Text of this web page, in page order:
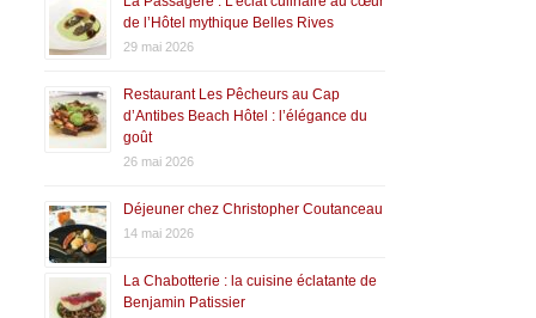
de l’Hôtel mythique Belles Rives
29 mai 2026
Restaurant Les Pêcheurs au Cap
d’Antibes Beach Hôtel : l’élégance du
goût
26 mai 2026
Déjeuner chez Christopher Coutanceau
14 mai 2026
La Chabotterie : la cuisine éclatante de
Benjamin Patissier